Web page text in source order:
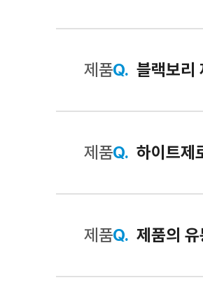
제품Q. 블랙보리
제품Q. 하이트제
제품Q. 제품의